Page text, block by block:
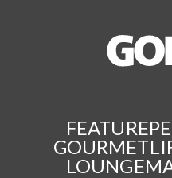
FEATURE
GOURMET
LOUNGE